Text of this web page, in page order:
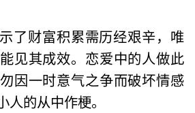
了财富积累需历经艰辛，唯
见其成效。恋爱中的人做此
因一时意气之争而破坏情感
的从中作梗。